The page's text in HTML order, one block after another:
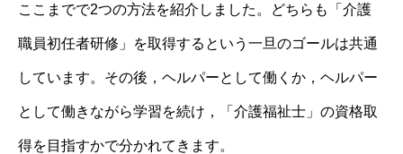
ここまでで2つの方法を紹介しました。どちらも「介護
職員初任者研修」を取得するという一旦のゴールは共通
しています。その後，ヘルパーとして働くか，ヘルパー
として働きながら学習を続け，「介護福祉士」の資格取
得を目指すかで分かれてきます。